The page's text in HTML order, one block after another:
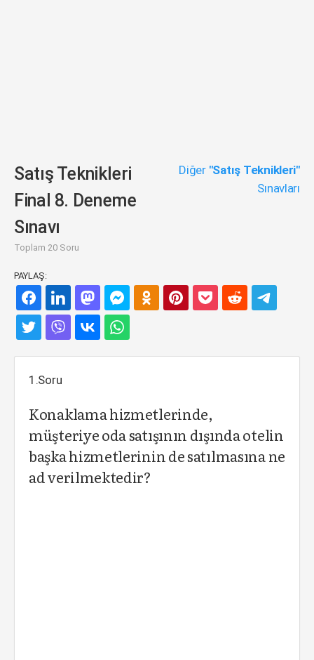
Satış Teknikleri
Final 8. Deneme
Sınavı
Toplam 20 Soru
Diğer "Satış Teknikleri"
Sınavları
PAYLAŞ:
1.Soru
Konaklama hizmetlerinde,
müşteriye oda satışının dışında otelin
başka hizmetlerinin de satılmasına ne
ad verilmektedir?